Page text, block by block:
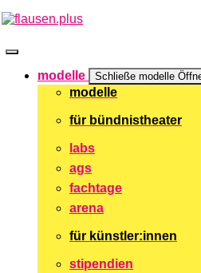
Zum
springen
modelle Schließe modelle
modelle
für bündnistheater
labs
ags
fachtage
arena
für künstler:innen
stipendien